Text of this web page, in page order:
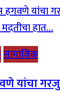
सामाजिक
यांचा गरजु